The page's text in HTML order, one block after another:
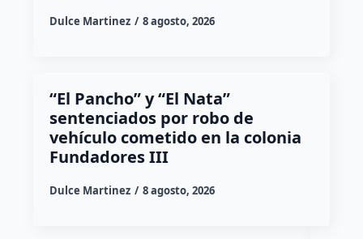
Dulce Martinez 8 agosto, 2026
“El Pancho” y “El Nata”
sentenciados por robo de
vehículo cometido en la colonia
Fundadores III
Dulce Martinez 8 agosto, 2026